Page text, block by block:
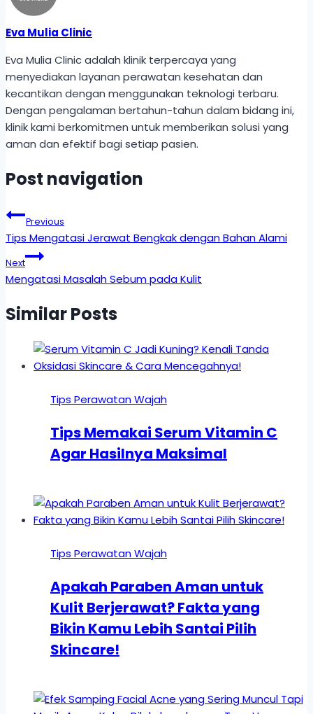
Eva Mulia Clinic
Eva Mulia Clinic adalah klinik terpercaya yang
menyediakan layanan perawatan kesehatan dan
kecantikan dengan menggunakan teknologi terbaru.
Dengan pengalaman bertahun-tahun dalam bidang ini,
klinik kami berkomitmen untuk memberikan solusi yang
aman dan efektif bagi setiap pasien.
Post navigation
Previous
Tips Mengatasi Jerawat Bengkak dengan Bahan Alami
Next
Mengatasi Masalah Sebum pada Kulit
Similar Posts
Tips Perawatan Wajah
Tips Memakai Serum Vitamin C
Agar Hasilnya Maksimal
Tips Perawatan Wajah
Apakah Paraben Aman untuk
Kulit Berjerawat? Fakta yang
Bikin Kamu Lebih Santai Pilih
Skincare!